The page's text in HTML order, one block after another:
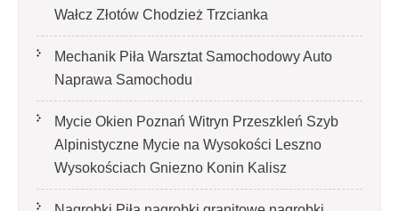
Wałcz Złotów Chodzież Trzcianka
Mechanik Piła Warsztat Samochodowy Auto
Naprawa Samochodu
Mycie Okien Poznań Witryn Przeszkleń Szyb
Alpinistyczne Mycie na Wysokości Leszno
Wysokościach Gniezno Konin Kalisz